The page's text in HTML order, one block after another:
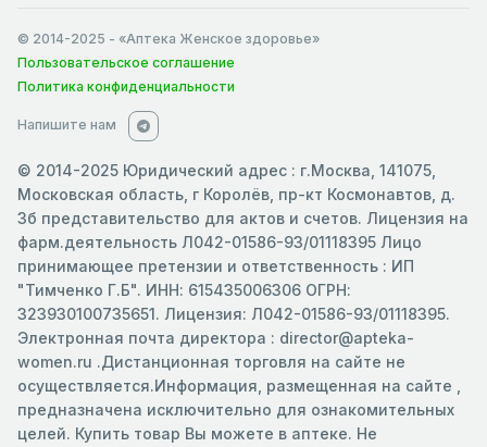
© 2014-2025 - «Аптека Женское здоровье»
Пользовательское соглашение
Политика конфиденциальности
Напишите нам
© 2014-2025 Юридический адрес : г.Москва, 141075,
Московская область, г Королёв, пр-кт Космонавтов, д.
3б представительство для актов и счетов. Лицензия на
фарм.деятельность Л042-01586-93/01118395 Лицо
принимающее претензии и ответственность : ИП
"Тимченко Г.Б". ИНН: 615435006306 ОГРН:
323930100735651. Лицензия: Л042-01586-93/01118395.
Электронная почта директора : director@apteka-
women.ru .Дистанционная торговля на сайте не
осуществляется.Информация, размещенная на сайте ,
предназначена исключительно для ознакомительных
целей. Купить товар Вы можете в аптеке. Не